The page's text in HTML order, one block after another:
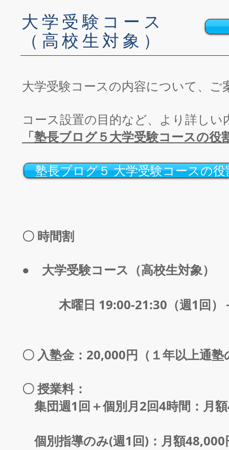
大学受験コース
（高校生対象）
塾長ブログ５ 大学受験コースの役
大学受験コースの内容について、ご
コース設置の目的など、より詳しい
「塾長ブログ５大学受験コースの役
〇 時間割
● 大学受験コース（高校生対象）
木曜日 19:00-21:30（週1回）
〇 入塾金：20,000円（１年以上通
〇 授業料：
集団週1回＋個別月2回4時間：月
個別指導のみ(週1回)：月額